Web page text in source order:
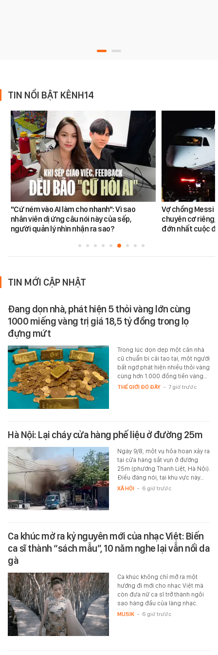
TIN NỔI BẬT KÊNH14
"Cứ ném vào AI làm cho nhanh": Vì sao
nhân viên dị ứng câu nói này của sếp,
người quản lý nhìn nhận ra sao?
Vợ chồng Messi
chuyên cơ
đớn nhất cuộc
TIN MỚI CẬP NHẬT
Đang dọn nhà, phát hiện 5 thỏi vàng lớn cùng
1000 miếng vàng trị giá 18,5 tỷ đồng trong lọ
đựng mứt
Trong lúc dọn dẹp một căn nhà
cũ chuẩn bị cải tạo tại, một người
bất ngờ phát hiện nhiều thỏi vàng
cùng hơn 1.000 đồng tiền vàng…
THẾ GIỚI ĐÓ ĐÂY - 7 giờ trước
Hà Nội: Lại cháy cửa hàng phế liệu ở đường 25m
Ngày 9/8, một vụ hỏa hoạn xảy ra
tại cửa hàng sắt vụn ở đường
25m (phường Thanh Liệt, Hà Nội).
Điều đáng nói, tại khu vực này…
XÃ HỘI - 6 giờ trước
Ca khúc mở ra kỷ nguyên mới của nhạc Việt: Biến
ca sĩ thành “sách mẫu”, 10 năm nghe lại vẫn nổi da
gà
Ca khúc không chỉ mở ra một
hướng đi mới cho nhạc Việt mà
còn đưa nữ ca sĩ trở thành ngôi
sao hàng đầu của làng nhạc.
MUSIK - 6 giờ trước